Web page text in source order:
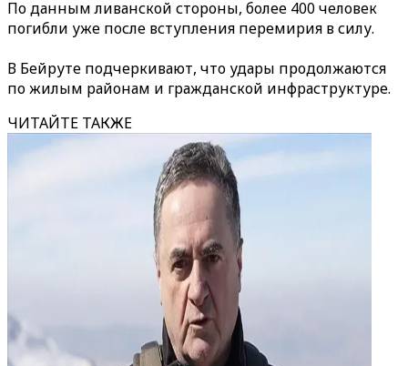
По данным ливанской стороны, более 400 человек
погибли уже после вступления перемирия в силу.
В Бейруте подчеркивают, что удары продолжаются
по жилым районам и гражданской инфраструктуре.
ЧИТАЙТЕ ТАКЖЕ